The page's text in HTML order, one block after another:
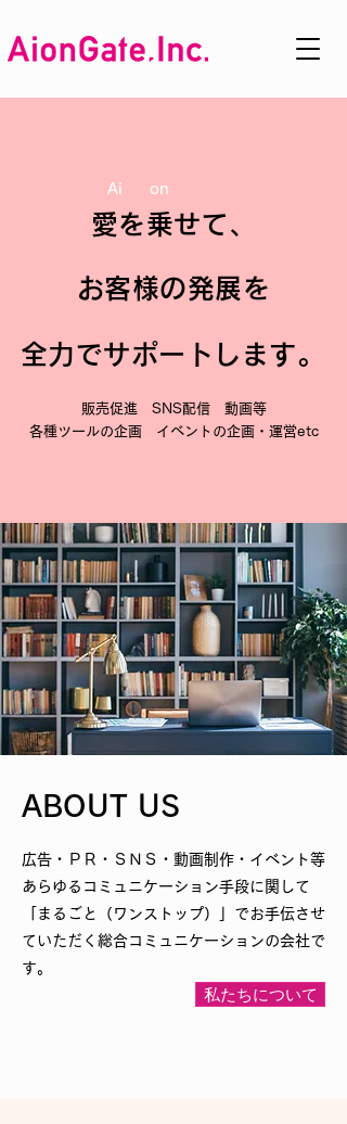
愛を乗せて、
お客様の発展を
​全力でサポートします。
Ai on
販売促進 SNS配信 動画等
各種ツールの企画 イベントの企画・運営etc
ABOUT US
広告・ＰＲ・ＳＮＳ・動画制作・イベント等
あらゆるコミュニケーション手段に関して
「まるごと（ワンストップ）」でお手伝させ
ていただく総合コミュニケーションの会社で
す​。
私たちについて